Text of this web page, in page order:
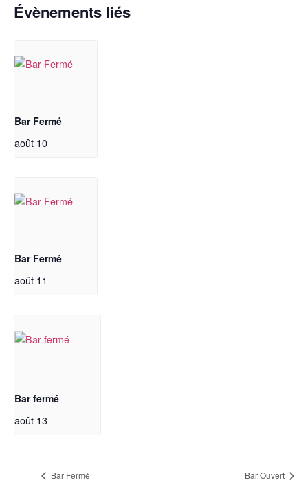
Évènements liés
Bar Fermé
août 10
Bar Fermé
août 11
Bar fermé
août 13
Bar Fermé Bar Ouvert